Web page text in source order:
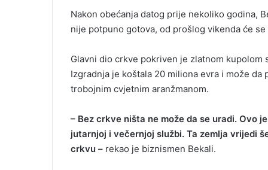
Nakon obećanja datog prije nekoliko godina,
nije potpuno gotova, od prošlog vikenda će
Glavni dio crkve pokriven je zlatnom
Izgradnja je koštala 20 miliona evra i može da
troboјnim cvjetnim aranžmanom.
– Bez crkve ništa ne može da se uradi. Ovo
jutarnjoj i večernjoj službi. Ta zemlja vrijedi
crkvu – rekao je biznismen Bekali.